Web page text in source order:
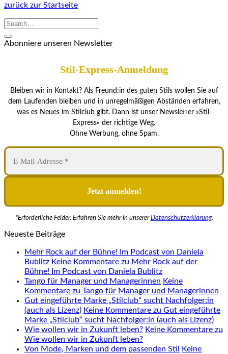
zurück zur Startseite
Abonniere unseren Newsletter
Stil-Express-Anmeldung
Bleiben wir in Kontakt? Als Freund:in des guten Stils wollen Sie auf
dem Laufenden bleiben und in unregelmäßigen Abständen erfahren,
was es Neues im Stilclub gibt. Dann ist unser Newsletter »Stil-
Express« der richtige Weg.
Ohne Werbung, ohne Spam.
*Erforderliche Felder. Erfahren Sie mehr in unsererDatenschutzerklärung.
Neueste Beiträge
Mehr Rock auf der Bühne! Im Podcast von Daniela
Bublitz Keine Kommentare zu Mehr Rock auf der
Bühne! Im Podcast von Daniela Bublitz
Tango für Manager und Managerinnen Keine
Kommentare zu Tango für Manager und Managerinnen
Gut eingeführte Marke „Stilclub“ sucht Nachfolger:in
(auch als Lizenz) Keine Kommentare zu Gut eingeführte
Marke „Stilclub“ sucht Nachfolger:in (auch als Lizenz)
Wie wollen wir in Zukunft leben? Keine Kommentare zu
Wie wollen wir in Zukunft leben?
Von Mode, Marken und dem passenden Stil
Keine